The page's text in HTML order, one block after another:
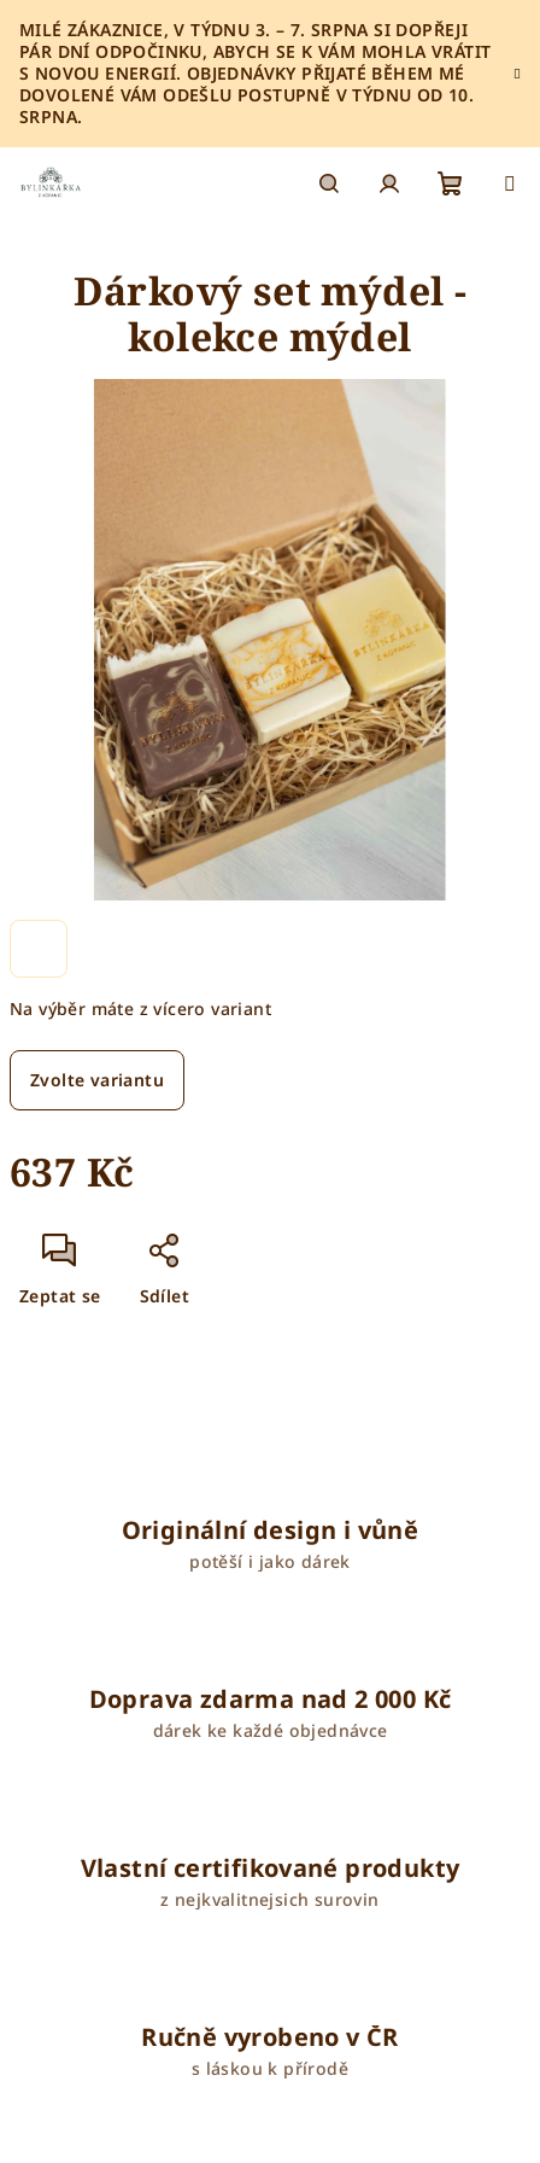
obsah
MILÉ ZÁKAZNICE, V TÝDNU 3. – 7. SRPNA SI DOPŘEJI
PÁR DNÍ ODPOČINKU, ABYCH SE K VÁM MOHLA VRÁTIT
S NOVOU ENERGIÍ. OBJEDNÁVKY PŘIJATÉ BĚHEM MÉ
DOVOLENÉ VÁM ODEŠLU POSTUPNĚ V TÝDNU OD 10.
SRPNA.
košík
Na výběr máte z vícero variant
Zvolte variantu
637 Kč
cena:
Zeptat se Sdílet
Dárkový set mýdel -
kolekce mýdel
Originální design i vůně
potěší i jako dárek
Doprava zdarma nad 2 000 Kč
dárek ke každé objednávce
Vlastní certifikované produkty
z nejkvalitnejsich surovin
Ručně vyrobeno v ČR
s láskou k přírodě